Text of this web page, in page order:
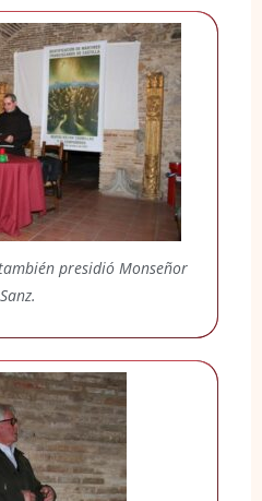
presidió Monseñor
Sanz.